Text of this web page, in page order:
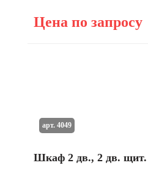
Цена по запросу
Шкаф 2 дв., 2 дв. щит.
арт. 4049